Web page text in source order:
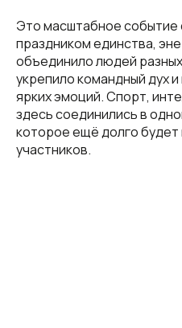
Это масштабное событие
праздником единства,
объединило людей
укрепило командный дух
ярких эмоций. Спорт,
здесь соединились в
которое ещё долго будет
участников.